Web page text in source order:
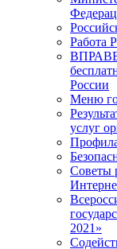
Работа
России
Меню
услуг
Советы
2021»